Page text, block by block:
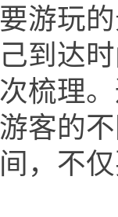
游玩
到达
梳理
客的
，不